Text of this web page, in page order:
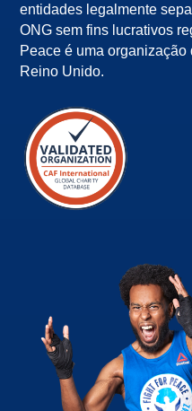
entidades legalmente
ONG sem fins lucrativos
Peace é uma
Reino Unido.